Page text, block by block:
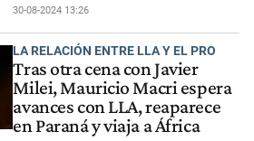
30-08-2024 13:26
LA RELACIÓN ENTRE LLA Y EL PRO
Tras otra cena con Javier
Milei, Mauricio Macri espera
avances con LLA, reaparece
en Paraná y viaja a África